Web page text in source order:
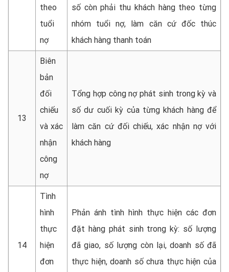
theo
tuổi
nợ
số còn phải thu khách hàng theo từng
nhóm tuổi nợ, làm căn cứ đốc thúc
khách hàng thanh toán
13
Biên
bản
đối
chiếu
và xác
nhận
công
nợ
Tổng hợp công nợ phát sinh trong kỳ và
số dư cuối kỳ của từng khách hàng để
làm căn cứ đối chiếu, xác nhận nợ với
khách hàng
14
Tình
hình
thực
hiện
đơn
Phản ánh tình hình thực hiện các đơn
đặt hàng phát sinh trong kỳ: số lượng
đã giao, số lượng còn lại, doanh số đã
thực hiện, doanh số chưa thực hiện của